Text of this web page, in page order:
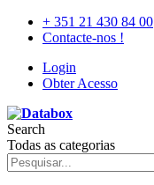
+ 351 21 430 84 00
Contacte-nos !
Login
Obter Acesso
Search
Todas as categorias